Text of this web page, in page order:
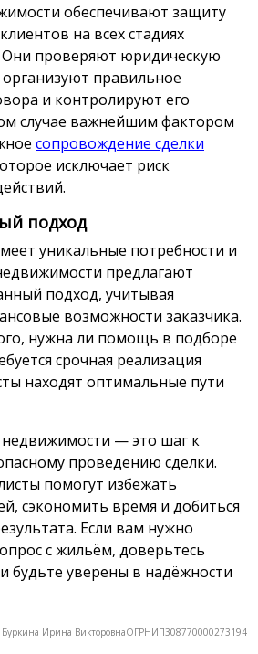
обеспечивают защиту
на всех стадиях
Они проверяют юридическую
организуют правильное
и контролируют его
случае важнейшим фактором
сопровождение сделки
исключает риск
подход
уникальные потребности и
предлагают
подход, учитывая
возможности заказчика.
нужна ли помощь в подборе
срочная реализация
находят оптимальные пути
недвижимости — это шаг к
проведению сделки.
помогут избежать
сэкономить время и добиться
Если вам нужно
с жильём, доверьтесь
будьте уверены в надёжности
Ирина ВикторовнаОГРНИП308770000273194